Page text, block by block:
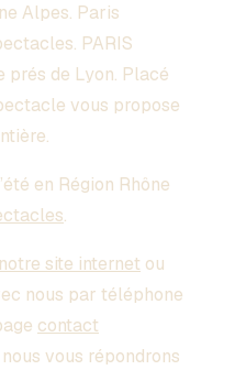
Alpes. Paris
PARIS
prés de Lyon. Placé
vous propose
en Région Rhône
.
site internet ou
nous par téléphone
contact
vous répondrons